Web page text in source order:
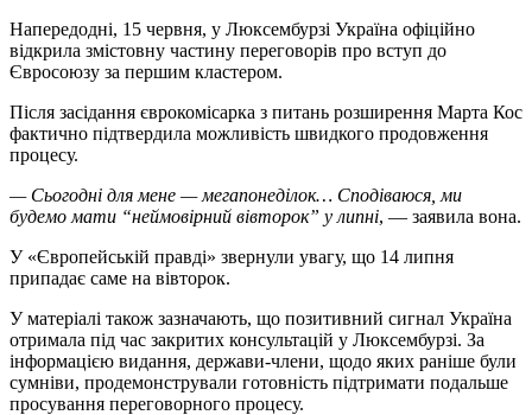
Напередодні, 15 червня, у Люксембурзі Україна офіційно
відкрила змістовну частину переговорів про вступ до
Євросоюзу за першим кластером.
Після засідання єврокомісарка з питань розширення Марта Кос
фактично підтвердила можливість швидкого продовження
процесу.
— Сьогодні для мене — мегапонеділок… Сподіваюся, ми
будемо мати “неймовірний вівторок” у липні, — заявила вона.
У «Європейській правді» звернули увагу, що 14 липня
припадає саме на вівторок.
У матеріалі також зазначають, що позитивний сигнал Україна
отримала під час закритих консультацій у Люксембурзі. За
інформацією видання, держави-члени, щодо яких раніше були
сумніви, продемонстрували готовність підтримати подальше
просування переговорного процесу.